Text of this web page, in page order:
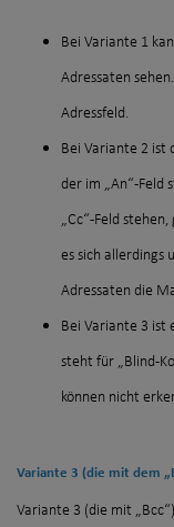
Bei Variante 1
Adressaten
Adressfeld.
Bei Variante 2 ist
der im „An“-Feld
„Cc“-Feld
es sich allerdings
Adressaten die
Bei Variante 3 ist
steht für „Blind-
können nicht
Variante 3 (die mit dem
Variante 3 (die mit